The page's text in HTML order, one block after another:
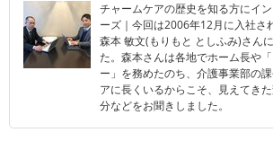
チャームケアの歴史を知る方にイ
ーズ｜今回は2006年12月に入社さ
森本 敏文(もりもと としふみ)さん
た。森本さんは各地でホーム長や
ー」を務めたのち、介護事業部の
アに長くいるからこそ、見えてき
分などをお聞きしました。